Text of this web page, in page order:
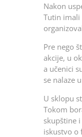
Nakon
Tutin imali
Pre nego
akcije, u
a učenici
se nalaze
U sklopu
Tokom
skupštine
iskustvo o